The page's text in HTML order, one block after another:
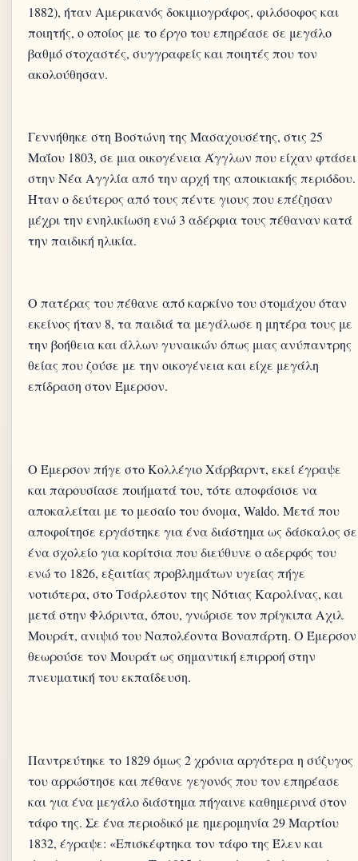
1882), ήταν Αμερικανός δοκιμιογράφος, φιλόσοφος και
ποιητής, ο οποίος με το έργο του επηρέασε σε μεγάλο
βαθμό στοχαστές, συγγραφείς και ποιητές που τον
ακολούθησαν.
Γεννήθηκε στη Βοστώνη της Μασαχουσέτης, στις 25
Μαΐου 1803, σε μια οικογένεια Άγγλων που είχαν φτάσει
στην Νέα Αγγλία από την αρχή της αποικιακής περιόδου.
Ήταν ο δεύτερος από τους πέντε γιους που επέζησαν
μέχρι την ενηλικίωση ενώ 3 αδέρφια τους πέθαναν κατά
την παιδική ηλικία.
Ο πατέρας του πέθανε από καρκίνο του στομάχου όταν
εκείνος ήταν 8, τα παιδιά τα μεγάλωσε η μητέρα τους με
την βοήθεια και άλλων γυναικών όπως μιας ανύπαντρης
θείας που ζούσε με την οικογένεια και είχε μεγάλη
Ο Έμερσον πήγε στο Κολλέγιο Χάρβαρντ, εκεί έγραψε
και παρουσίασε ποιήματά του, τότε αποφάσισε να
αποκαλείται με το μεσαίο του όνομα, Waldo. Μετά που
αποφοίτησε εργάστηκε για ένα διάστημα ως δάσκαλος σε
ένα σχολείο για κορίτσια που διεύθυνε ο αδερφός του
ενώ το 1826, εξαιτίας προβλημάτων υγείας πήγε
νοτιότερα, στο Τσάρλεστον της Νότιας Καρολίνας, και
μετά στην Φλόριντα, όπου, γνώρισε τον πρίγκιπα Αχιλ
Μουράτ, ανιψιό του Ναπολέοντα Βοναπάρτη. Ο Έμερσον
θεωρούσε τον Μουράτ ως σημαντική επιρροή στην
Παντρεύτηκε το 1829 όμως 2 χρόνια αργότερα η σύζυγος
του αρρώστησε και πέθανε γεγονός που τον επηρέασε
και για ένα μεγάλο διάστημα πήγαινε καθημερινά στον
τάφο της. Σε ένα περιοδικό με ημερομηνία 29 Μαρτίου
1832, έγραψε: «Επισκέφτηκα τον τάφο της Έλεν και